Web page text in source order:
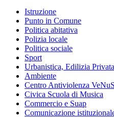
Istruzione
Punto in Comune
Politica abitativa
Polizia locale
Politica sociale
Sport
Urbanistica, Edilizia
Ambiente
Centro Antiviolenza
Civica Scuola di Musica
Commercio e Suap
Comunicazione